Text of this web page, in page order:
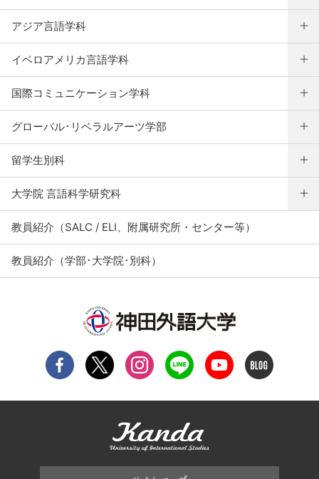
アジア言語学科
イベロアメリカ言語学科
国際コミュニケーション学科
グローバル･リベラルアーツ学部
留学生別科
大学院 言語科学研究科
教員紹介（SALC / ELI、附属研究所・センター等）
教員紹介（学部･大学院･別科）